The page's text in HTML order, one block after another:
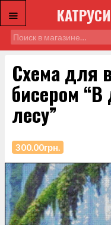
Схема для
бисером
лесу”
300.00грн.